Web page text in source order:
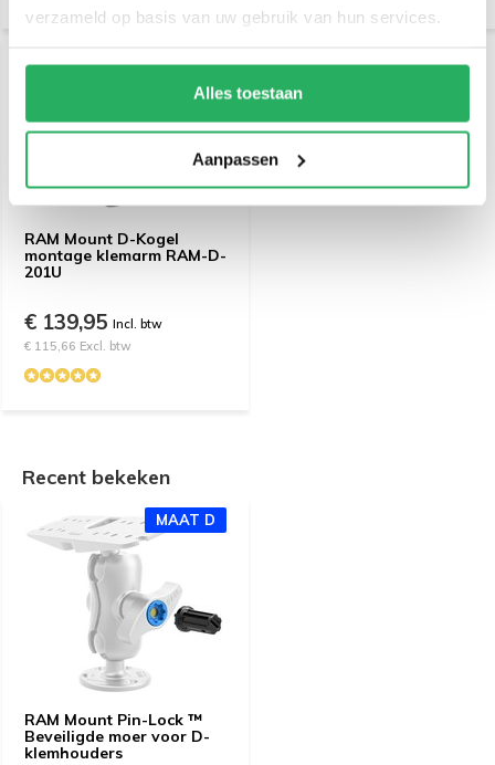
verzameld op basis van uw gebruik van hun services.
Alles toestaan
Aanpassen
RAM Mount D-Kogel
montage klemarm RAM-D-
201U
€ 139,95 Incl. btw
€ 115,66 Excl. btw
Recent bekeken
RAM Mount Pin-Lock ™
Beveiligde moer voor D-
klemhouders
MAAT D